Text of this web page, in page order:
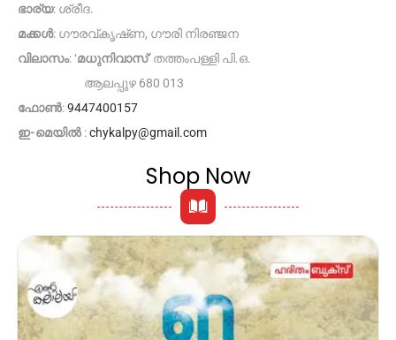
ഭാര്യ: ശ്രീദ.
മക്കൾ: ഗൗരവ്കൃഷ്‌ണ, ഗൗരി നിരഞ്ജന
വിലാസം: ‘മധുനിവാസ്‘ തത്തംപള്ളി പി.ഒ.
ആലപ്പുഴ 680 013
ഫോൺ:9447400157
ഇ-മെയിൽ :chykalpy@gmail.com
Shop Now